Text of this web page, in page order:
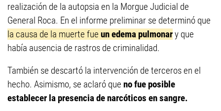
realización de la autopsia en la Morgue Judicial de
General Roca. En el informe preliminar se determinó que
la causa de la muerte fue un edema pulmonary que
había ausencia de rastros de criminalidad.
También se descartó la intervención de terceros en el
hecho. Asimismo, se aclaró que no fue posible
establecer la presencia de narcóticos en sangre.